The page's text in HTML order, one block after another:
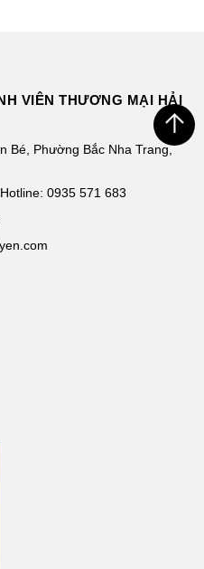
VIÊN THƯƠNG MẠI HẢI
Bé, Phường Bắc Nha Trang,
Hotline: 0935 571 683